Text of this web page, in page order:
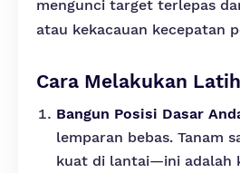
mengunci target terlepas
atau kekacauan kecepatan
Cara Melakukan
Bangun Posisi Dasar
lemparan bebas. Tanam
kuat di lantai—ini adalah